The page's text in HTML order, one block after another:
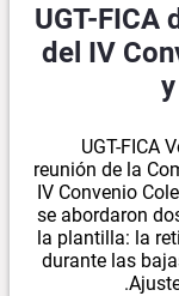
UGT-
del IV
UGT-FICA
reunión de la
IV Convenio
se abordaron
la plantilla: la
durante las